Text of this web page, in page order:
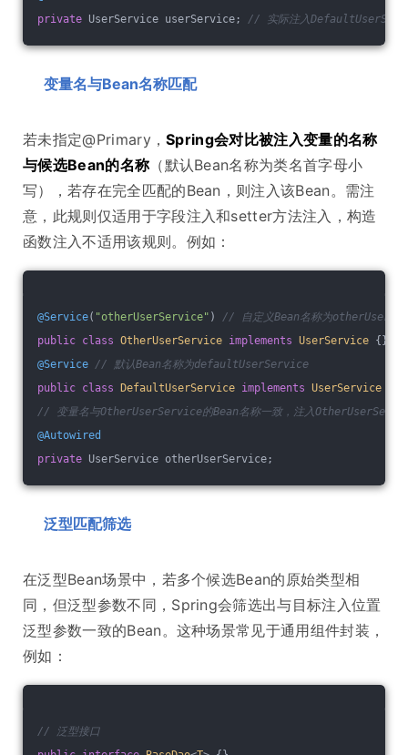
private UserService userService; // 实际注入
变量名与Bean名称匹配
若未指定@Primary，Spring会对比被注入变量的名称
与候选Bean的名称（默认Bean名称为类名首字母小
写），若存在完全匹配的Bean，则注入该Bean。需注
意，此规则仅适用于字段注入和setter方法注入，构造
函数注入不适用该规则。例如：
@Service( "otherUserService" ) // 自定义Bean名称为
public class OtherUserService implements UserService {}
@Service // 默认Bean名称为defaultUserService
public class DefaultUserService implements UserService
// 变量名与OtherUserService的Bean名称一致，注入
@Autowired
private UserService otherUserService;
泛型匹配筛选
在泛型Bean场景中，若多个候选Bean的原始类型相
同，但泛型参数不同，Spring会筛选出与目标注入位置
泛型参数一致的Bean。这种场景常见于通用组件封装，
例如：
// 泛型接口